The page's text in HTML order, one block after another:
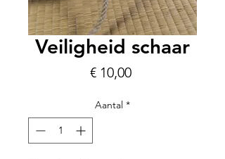
Veiligheid schaar
€ 10,00Prijs
Aantal *